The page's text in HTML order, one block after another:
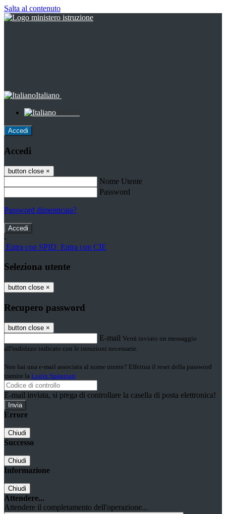
Salta al contenuto
Italiano
Accedi
Accedi
button close ×
Nome Utente
Password
Password dimenticata?
-
Entra con SPID Entra con CIE
Seleziona utente
button close ×
Recupero password
button close ×
E-mail Verrà inviato un messaggio
all'indirizzo indicato con le istruzioni necessarie.
Non hai una e-mail associata al nome utente? Effettua il reset della password
tramite la Login Spaggiari
E-mail inviata, si prega di controllare la casella di posta elettronica!
Errore
Chiudi
Successo
Chiudi
Informazione
Chiudi
Attendere...
Attendere il completamento dell'operazione...